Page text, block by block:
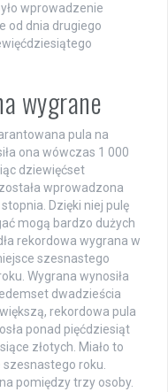
wprowadzenie
od dnia drugiego
wygrane
pula na
ona wówczas 1 000
dziewięćset
wprowadzona
Dzięki niej pulę
mogą bardzo dużych
rekordowa wygrana w
szesnastego
Wygrana wynosiła
dwadzieścia
rekordowa pula
ponad pięćdziesiąt
złotych. Miało to
roku.
pomiędzy trzy osoby.